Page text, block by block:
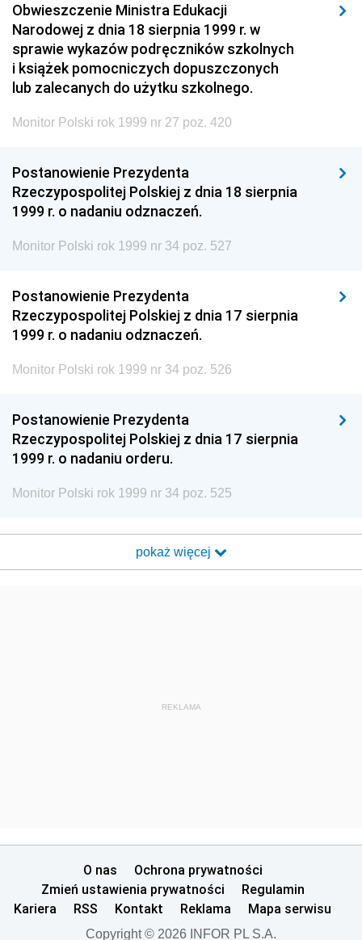
Obwieszczenie Ministra Edukacji
Narodowej z dnia 18 sierpnia 1999 r. w
sprawie wykazów podręczników szkolnych
i książek pomocniczych dopuszczonych
lub zalecanych do użytku szkolnego.
Monitor Polski rok 1999 nr 27 poz. 420
Postanowienie Prezydenta
Rzeczypospolitej Polskiej z dnia 18 sierpnia
1999 r. o nadaniu odznaczeń.
Monitor Polski rok 1999 nr 34 poz. 527
Postanowienie Prezydenta
Rzeczypospolitej Polskiej z dnia 17 sierpnia
1999 r. o nadaniu odznaczeń.
Monitor Polski rok 1999 nr 34 poz. 526
Postanowienie Prezydenta
Rzeczypospolitej Polskiej z dnia 17 sierpnia
1999 r. o nadaniu orderu.
Monitor Polski rok 1999 nr 34 poz. 525
pokaż więcej
REKLAMA
O nas
Ochrona prywatności
Zmień ustawienia prywatności
Regulamin
Kariera
RSS Kontakt Reklama Mapa serwisu
Copyright © 2026 INFOR PL S.A.